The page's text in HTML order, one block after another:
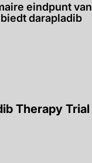
eindpunt van
darapladib
Therapy Trial